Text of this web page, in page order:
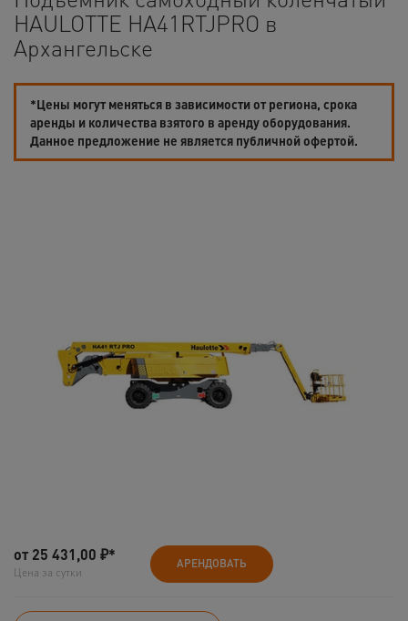
HAULOTTE HA41RTJPRO в
Архангельске
*Цены могут меняться в зависимости от региона, срока
аренды и количества взятого в аренду оборудования.
Данное предложение не является публичной офертой.
от 25 431,00 ₽*
Цена за сутки
АРЕНДОВАТЬ